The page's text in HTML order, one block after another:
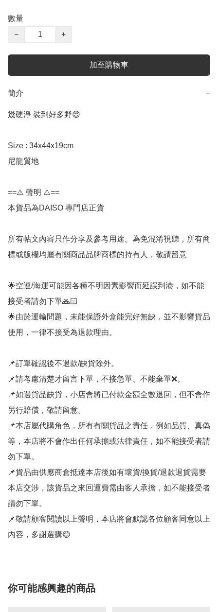
數量
−
+
加至購物車
簡介 −
幾硬淨 裝到好多野😍
Size : 34x44x19cm
尼龍質地
==⚠️ 聲明 ⚠️==
本貨品為DAISO 專門店正貨
所有帖文內容只作分享及參考用途。為免混淆視聽，所有商
標或版權均屬有關商品品牌商標的持有人，敬請留意
🌟空運/海運可能因各種不明因素影響而延誤到港，如不能
接受者請勿下單🙏🏻
🌟由於運輸問題，未能保證外盒能完好無缺，並不影響貨品
使用，一律不接受為退款理由。
📌訂單確認後不退款/缺貨除外。
📌請考慮清楚才留言下單，不接急單、不能棄單❌。
📌如遇貨品缺貨，小店會將已付款金額全數退回，但不會作
另行賠償，敬請留意。
📌本店屬代購角色，所有有關貨品之責任，例如品質、真偽
等，本店將不會作出任何承擔或法律責任，如不能接受者請
勿下單。
📌貨品由供應商倉抵達本店後如有壞貨/換貨/退款退貨需要
本店交涉，該貨品之來回運費需由客人承擔，如不能接受者
請勿下單。
📌敬請顧客閱讀以上聲明，本店將會默認各位顧客同意以上
內容，多謝選購😊
你可能感興趣的商品